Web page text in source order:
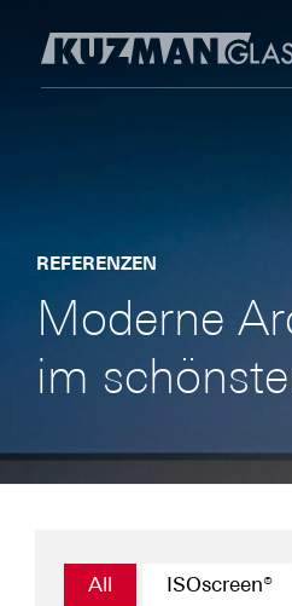
REFERENZEN
Moderne
im
All ISOscreen®